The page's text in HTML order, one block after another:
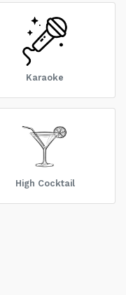
Karaoke
High Cocktail